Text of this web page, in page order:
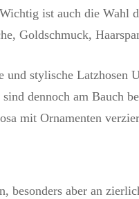
ist auch die Wahl
Goldschmuck,
und stylische Latzhosen
dennoch am Bauch
mit Ornamenten
besonders aber an